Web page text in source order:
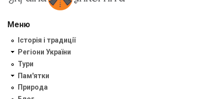
Меню
Історія і традиції
Регіони України
Тури
Пам'ятки
Природа